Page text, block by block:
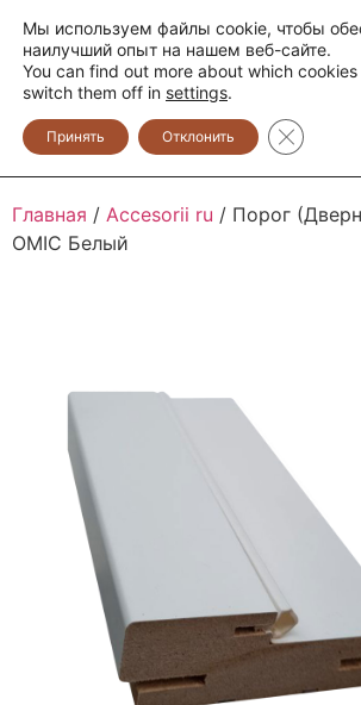
+373 600 888 33
Главная / Accesorii ru / Порог
OMIC Белый
Мы используем файлы cookie, чтобы
наилучший опыт на нашем веб-сайте.
You can find out more about which
switch them off in settings.
Принять Отклонить Закрыть